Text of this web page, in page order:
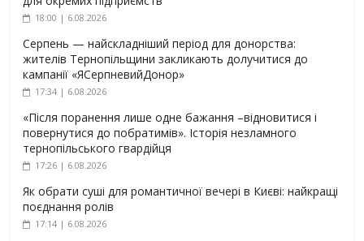
18:00 | 6.08.2026
Серпень — найскладніший період для донорства:
жителів Тернопільщини закликають долучитися до
кампанії «ЯСерпневийДонор»
17:34 | 6.08.2026
«Після поранення лише одне бажання –відновитися і
повернутися до побратимів». Історія незламного
тернопільського гвардійця
17:26 | 6.08.2026
Як обрати суші для романтичної вечері в Києві: найкращі
поєднання ролів
17:14 | 6.08.2026